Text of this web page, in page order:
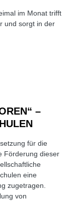
im Monat trifft
und sorgt in der
–
für die
Förderung dieser
eine
zugetragen.
von